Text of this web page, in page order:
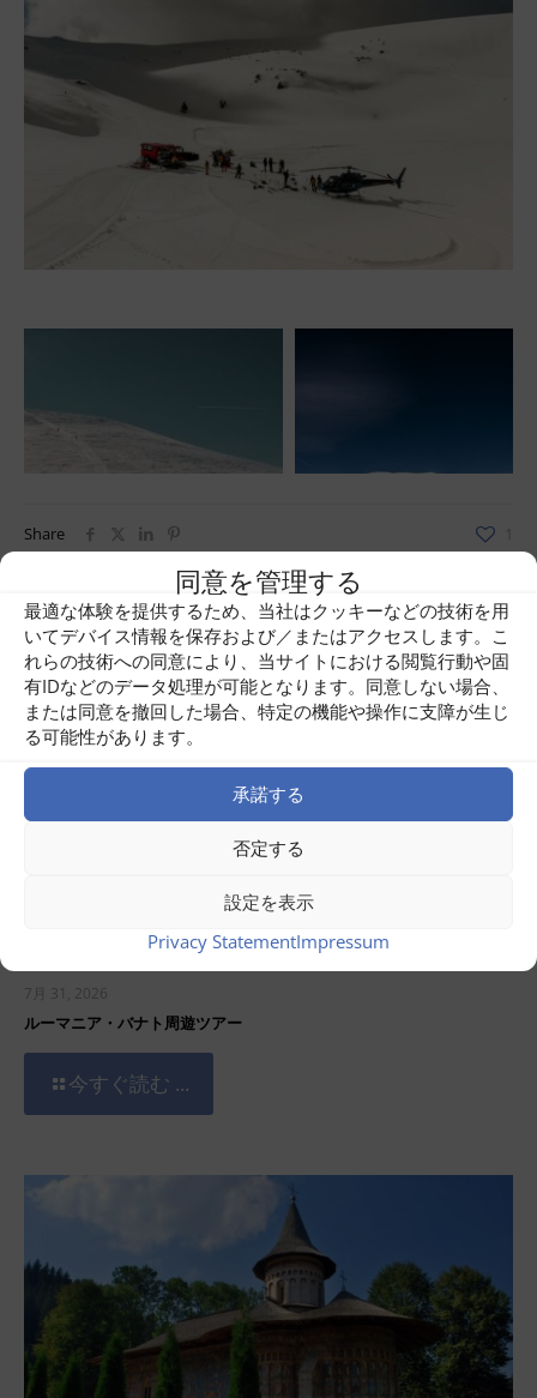
同意を管理する
最適な体験を提供するため、当社はクッキーなどの技術を用
いてデバイス情報を保存および／またはアクセスします。こ
れらの技術への同意により、当サイトにおける閲覧行動や固
有IDなどのデータ処理が可能となります。同意しない場合、
または同意を撤回した場合、特定の機能や操作に支障が生じ
る可能性があります。
承諾する
否定する
設定を表示
Privacy StatementImpressum
Share
Related posts
7月 31, 2026
ルーマニア・バナト周遊ツアー
今すぐ読む ...